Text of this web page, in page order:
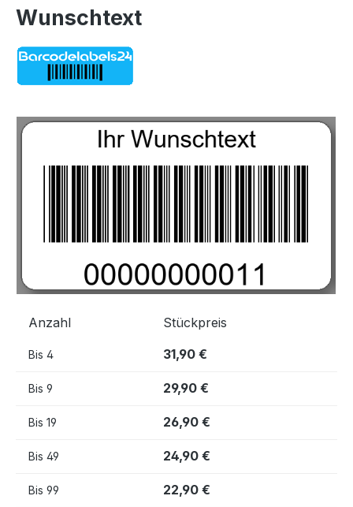
Wunschtext
Bildergalerie überspringen
Anzahl Stückpreis
Bis 4 31,90 €
Bis 9 29,90 €
Bis 19 26,90 €
Bis 49 24,90 €
Bis 99 22,90 €